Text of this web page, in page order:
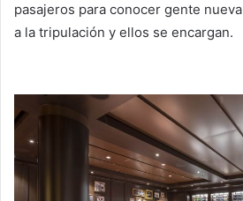
pasajeros para conocer gente
a la tripulación y ellos se encargan.